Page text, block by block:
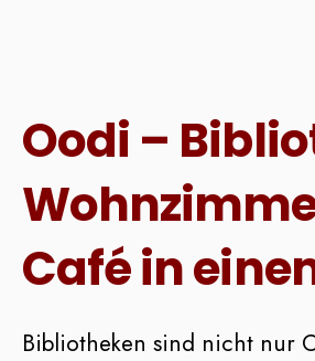
Oodi –
Café in
Bibliotheken sind nicht nur